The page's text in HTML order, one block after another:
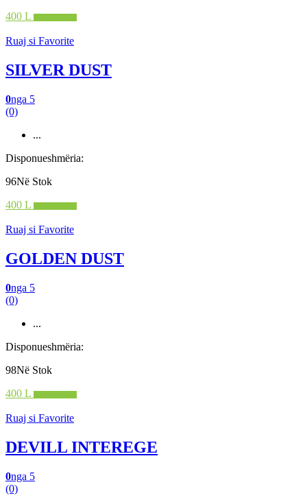
400 L
Ruaj si Favorite
SILVER DUST
0nga 5
(0)
...
Disponueshmëria:
96Në Stok
400 L
Ruaj si Favorite
GOLDEN DUST
0nga 5
(0)
...
Disponueshmëria:
98Në Stok
400 L
Ruaj si Favorite
DEVILL INTEREGE
0nga 5
(0)